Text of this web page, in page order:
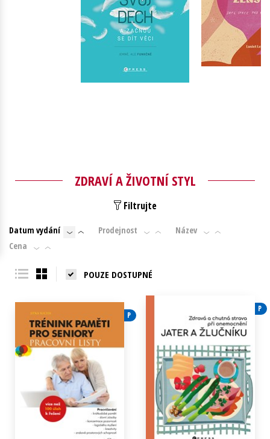
Zahraniční literatura Zdraví a životní styl
Všechny tituly
Do košíku
319 Kč
Do
359 Kč
ZDRAVÍ A ŽIVOTNÍ STYL
Filtrujte
Datum vydání Prodejnost
Název
Cena
POUZE DOSTUPNÉ
P
P